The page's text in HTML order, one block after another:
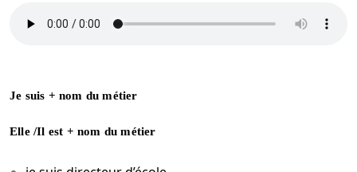
Je suis + nom du métier
Elle /Il est + nom du métier